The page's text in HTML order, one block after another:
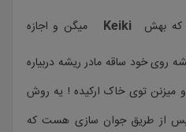
که بهش
Keiki
میگن و اجازه
روی خود ساقه مادر ریشه دربیاره
میزنن توی خاک ارکیده ! یه روش
از طریق جوان سازی هست که